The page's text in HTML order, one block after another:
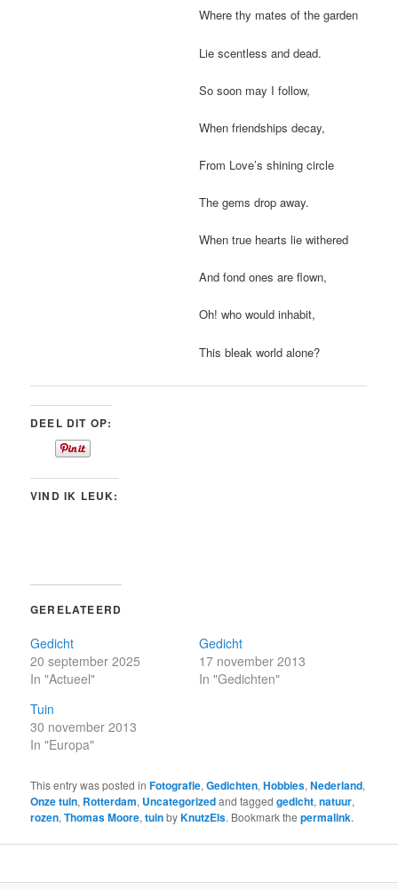
Where thy mates of the garden
Lie scentless and dead.
So soon may I follow,
When friendships decay,
From Love’s shining circle
The gems drop away.
When true hearts lie withered
And fond ones are flown,
Oh! who would inhabit,
This bleak world alone?
DEEL DIT OP:
VIND IK LEUK:
GERELATEERD
Gedicht
20 september 2025
In "Actueel"
Gedicht
17 november 2013
In "Gedichten"
Tuin
30 november 2013
In "Europa"
This entry was posted inFotografie,Gedichten,Hobbies,Nederland,
Onze tuin, Rotterdam, Uncategorizedand taggedgedicht,natuur,
rozen,Thomas Moore,tuinbyKnutzEls. Bookmark thepermalink.